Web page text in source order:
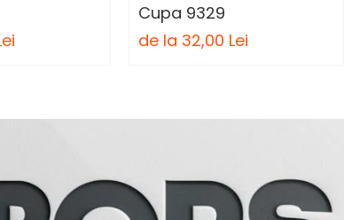
Cupa 9329
de la 32,00 Lei